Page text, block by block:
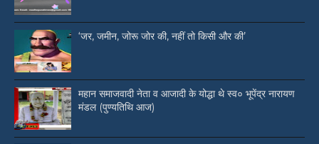
‘जर, जमीन, जोरू जोर की, नहीं तो किसी और की’
महान समाजवादी नेता व आजादी के योद्धा थे स्व० भूपेंद्र नारायण
मंडल (पुण्यतिथि आज)